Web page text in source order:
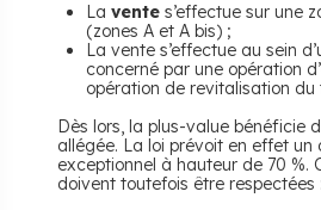
La vente s’effectue sur une
(zones A et A bis) ;
La vente s’effectue au sein
concerné par une opération
opération de revitalisation du
Dès lors, la plus-value bénéficie
allégée. La loi prévoit en effet
exceptionnel à hauteur de 70 %.
doivent toutefois être respectées :